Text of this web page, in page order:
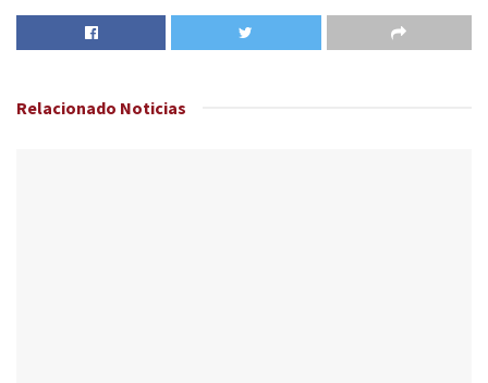
Relacionado Noticias